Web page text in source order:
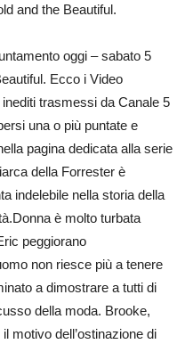
and the Beautiful.
oggi – sabato 5
Ecco i Video
trasmessi da Canale 5
una o più puntate e
pagina dedicata alla serie
della Forrester è
indelebile nella storia della
è molto turbata
peggiorano
non riesce più a tenere
a dimostrare a tutti di
della moda. Brooke,
motivo dell’ostinazione di